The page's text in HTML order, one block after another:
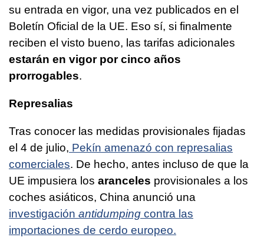
su entrada en vigor, una vez publicados en el
Boletín Oficial de la UE. Eso sí, si finalmente
reciben el visto bueno, las tarifas adicionales
estarán en vigor por cinco años
prorrogables.
Represalias
Tras conocer las medidas provisionales fijadas
el 4 de julio, Pekín amenazó con represalias
comerciales. De hecho, antes incluso de que la
UE impusiera los aranceles provisionales a los
coches asiáticos, China anunció una
investigación antidumping contra las
importaciones de cerdo europeo.